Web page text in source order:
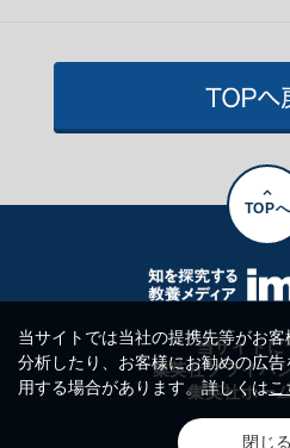
TOPへ
当サイトに
集英社プライバ
集英社ホー
当サイトでは当社の提携先等がお
分析したり、お客様にお勧めの広
用する場合があります。詳しくはこ
閉じる